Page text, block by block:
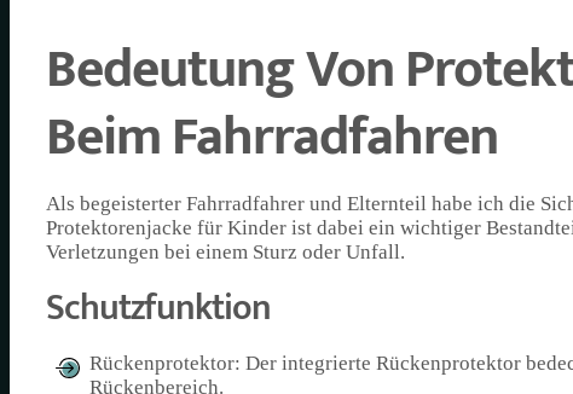
Bedeutung Von
Beim Fahrradfahren
Als begeisterter Fahrradfahrer und Elternteil habe ich die
Protektorenjacke für Kinder ist dabei ein wichtiger
Verletzungen bei einem Sturz oder Unfall.
Schutzfunktion
Rückenprotektor: Der integrierte Rückenprotektor
Rückenbereich.